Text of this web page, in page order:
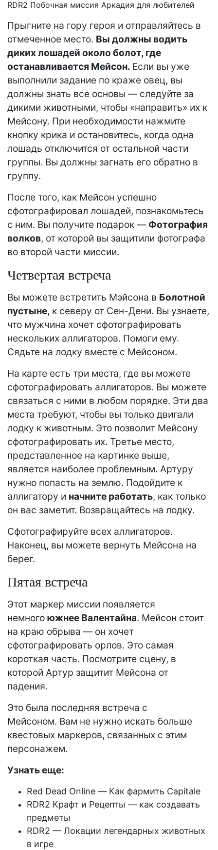
RDR2 Побочная миссия Аркадия для любителей
Прыгните на гору героя и отправляйтесь в
отмеченное место. Вы должны водить
диких лошадей около болот, где
останавливается Мейсон. Если вы уже
выполнили задание по краже овец, вы
должны знать все основы — следуйте за
дикими животными, чтобы «направить» их к
Мейсону. При необходимости нажмите
кнопку крика и остановитесь, когда одна
лошадь отключится от остальной части
группы. Вы должны загнать его обратно в
группу.
После того, как Мейсон успешно
сфотографировал лошадей, познакомьтесь
с ним. Вы получите подарок — Фотография
волков, от которой вы защитили фотографа
во второй части миссии.
Четвертая встреча
Вы можете встретить Мэйсона в Болотной
пустыне, к северу от Сен-Дени. Вы узнаете,
что мужчина хочет сфотографировать
нескольких аллигаторов. Помоги ему.
Сядьте на лодку вместе с Мейсоном.
На карте есть три места, где вы можете
сфотографировать аллигаторов. Вы можете
связаться с ними в любом порядке. Эти два
места требуют, чтобы вы только двигали
лодку к животным. Это позволит Мейсону
сфотографировать их. Третье место,
представленное на картинке выше,
является наиболее проблемным. Артуру
нужно попасть на землю. Подойдите к
аллигатору и начните работать, как только
он вас заметит. Возвращайтесь на лодку.
Сфотографируйте всех аллигаторов.
Наконец, вы можете вернуть Мейсона на
берег.
Пятая встреча
Этот маркер миссии появляется
немного южнее Валентайна. Мейсон стоит
на краю обрыва — он хочет
сфотографировать орлов. Это самая
короткая часть. Посмотрите сцену, в
которой Артур защитит Мейсона от
падения.
Это была последняя встреча с
Мейсоном. Вам не нужно искать больше
квестовых маркеров, связанных с этим
персонажем.
Узнать еще:
Red Dead Online — Как фармить Capitale
RDR2 Крафт и Рецепты — как создавать
предметы
RDR2 — Локации легендарных животных
в игре